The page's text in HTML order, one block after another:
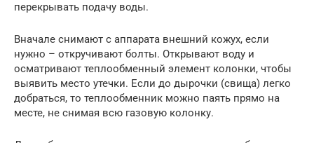
перекрывать подачу воды.
Вначале снимают с аппарата внешний кожух, если
нужно – откручивают болты. Открывают воду и
осматривают теплообменный элемент колонки, чтобы
выявить место утечки. Если до дырочки (свища) легко
добраться, то теплообменник можно паять прямо на
месте, не снимая всю газовую колонку.